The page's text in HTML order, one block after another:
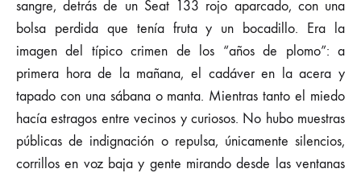
sangre, detrás de un Seat 133 rojo aparcado, con una
bolsa perdida que tenía fruta y un bocadillo. Era la
imagen del típico crimen de los “años de plomo”: a
primera hora de la mañana, el cadáver en la acera y
tapado con una sábana o manta. Mientras tanto el miedo
hacía estragos entre vecinos y curiosos. No hubo muestras
públicas de indignación o repulsa, únicamente silencios,
corrillos en voz baja y gente mirando desde las ventanas